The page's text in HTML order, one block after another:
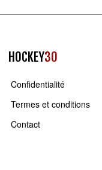
HOCKEY30
Confidentialité
Termes et conditions
Contact